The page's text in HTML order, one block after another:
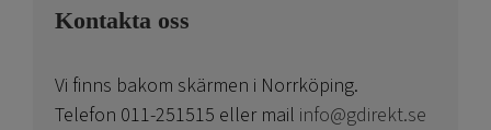
Kontakta oss
Vi finns bakom skärmen i Norrköping.
Telefon 011-251515 eller mail info@gdirekt.se